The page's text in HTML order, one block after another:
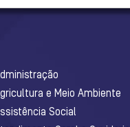
e Meio Ambiente
Social